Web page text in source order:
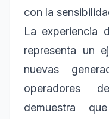
con la
La experiencia
representa un
nuevas
operadores
demuestra